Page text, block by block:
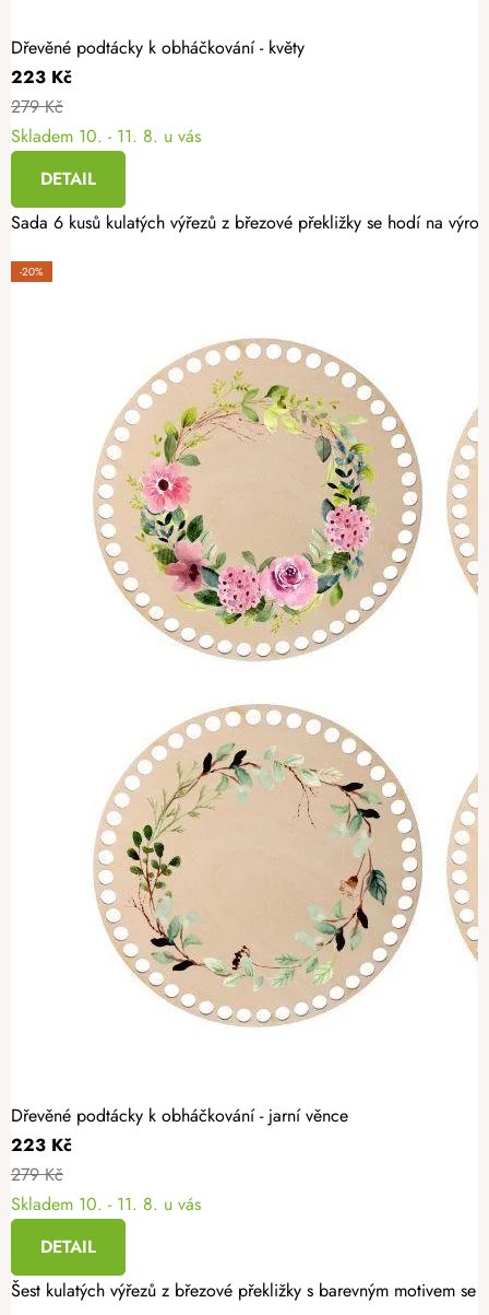
Dřevěné podtácky k obháčkování - květy
223 Kč
279 Kč
Skladem 10. - 11. 8. u vás
DETAIL
Sada 6 kusů kulatých výřezů z březové překližky se hodí na
-20%
Dřevěné podtácky k obháčkování - jarní věnce
223 Kč
279 Kč
Skladem 10. - 11. 8. u vás
DETAIL
Šest kulatých výřezů z březové překližky s barevným motivem